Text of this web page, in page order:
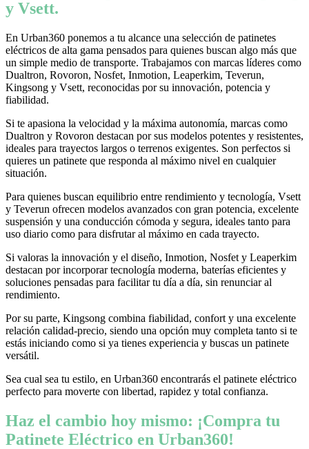
y Vsett.
En Urban360 ponemos a tu alcance una selección de patinetes
eléctricos de alta gama pensados para quienes buscan algo más que
un simple medio de transporte. Trabajamos con marcas líderes como
Dualtron, Rovoron, Nosfet, Inmotion, Leaperkim, Teverun,
Kingsong y Vsett, reconocidas por su innovación, potencia y
fiabilidad.
Si te apasiona la velocidad y la máxima autonomía, marcas como
Dualtron y Rovoron destacan por sus modelos potentes y resistentes,
ideales para trayectos largos o terrenos exigentes. Son perfectos si
quieres un patinete que responda al máximo nivel en cualquier
situación.
Para quienes buscan equilibrio entre rendimiento y tecnología, Vsett
y Teverun ofrecen modelos avanzados con gran potencia, excelente
suspensión y una conducción cómoda y segura, ideales tanto para
uso diario como para disfrutar al máximo en cada trayecto.
Si valoras la innovación y el diseño, Inmotion, Nosfet y Leaperkim
destacan por incorporar tecnología moderna, baterías eficientes y
soluciones pensadas para facilitar tu día a día, sin renunciar al
rendimiento.
Por su parte, Kingsong combina fiabilidad, confort y una excelente
relación calidad-precio, siendo una opción muy completa tanto si te
estás iniciando como si ya tienes experiencia y buscas un patinete
versátil.
Sea cual sea tu estilo, en Urban360 encontrarás el patinete eléctrico
perfecto para moverte con libertad, rapidez y total confianza.
Haz el cambio hoy mismo: ¡Compra tu
Patinete Eléctrico en Urban360!